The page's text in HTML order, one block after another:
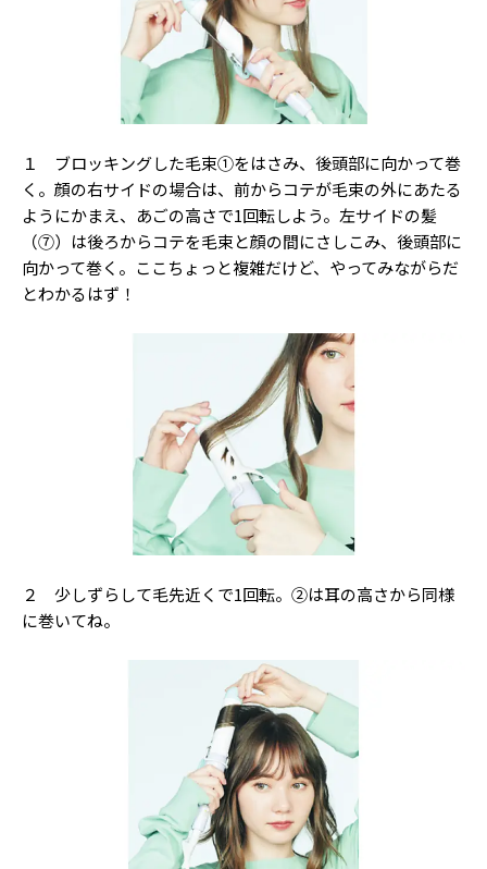
１ ブロッキングした毛束①をはさみ、後頭部に向かって巻
く。顔の右サイドの場合は、前からコテが毛束の外にあたる
ようにかまえ、あごの高さで1回転しよう。左サイドの髪
（⑦）は後ろからコテを毛束と顔の間にさしこみ、後頭部に
向かって巻く。ここちょっと複雑だけど、やってみながらだ
とわかるはず！
２ 少しずらして毛先近くで1回転。②は耳の高さから同様
に巻いてね。